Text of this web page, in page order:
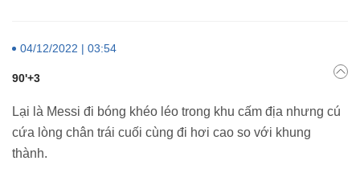
04/12/2022 | 03:54
90'+3
Lại là Messi đi bóng khéo léo trong khu cấm địa nhưng cú
cứa lòng chân trái cuối cùng đi hơi cao so với khung
thành.